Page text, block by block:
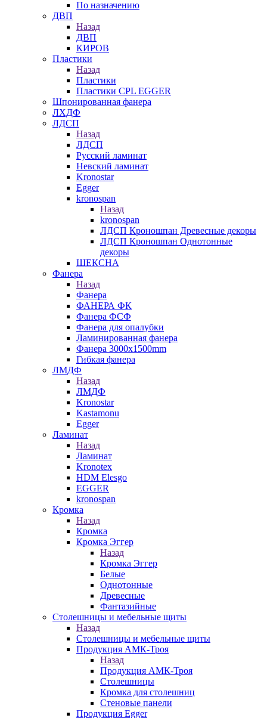
По назначению
ДВП
Назад
ДВП
КИРОВ
Пластики
Назад
Пластики
Пластики CPL EGGER
Шпонированная фанера
ЛХДФ
ЛДСП
Назад
ЛДСП
Русский ламинат
Невский ламинат
Kronostar
Egger
kronospan
Назад
kronospan
ЛДСП Кроношпан Древесные декоры
ЛДСП Кроношпан Однотонные
декоры
ШЕКСНА
Фанера
Назад
Фанера
ФАНЕРА ФК
Фанера ФСФ
Фанера для опалубки
Ламинированная фанера
Фанера 3000х1500mm
Гибкая фанера
ЛМДФ
Назад
ЛМДФ
Kronostar
Kastamonu
Egger
Ламинат
Назад
Ламинат
Kronotex
HDM Elesgo
EGGER
kronospan
Кромка
Назад
Кромка
Кромка Эггер
Назад
Кромка Эггер
Белые
Однотонные
Древесные
Фантазийные
Столешницы и мебельные щиты
Назад
Столешницы и мебельные щиты
Продукция АМК-Троя
Назад
Продукция АМК-Троя
Столешницы
Кромка для столешниц
Стеновые панели
Продукция Egger